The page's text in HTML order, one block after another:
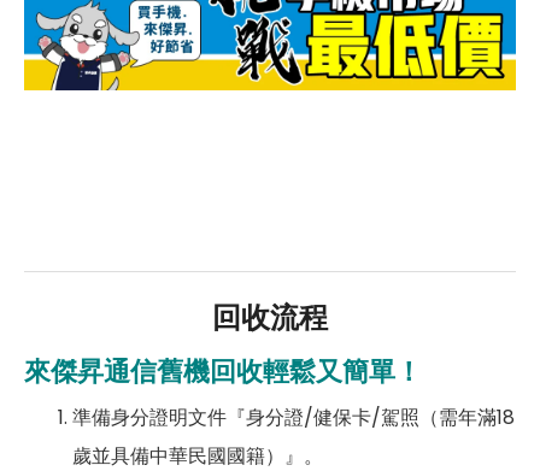
回收流程
來傑昇通信舊機回收輕鬆又簡單！
準備身分證明文件『身分證/健保卡/駕照（需年滿18
歲並具備中華民國國籍）』。